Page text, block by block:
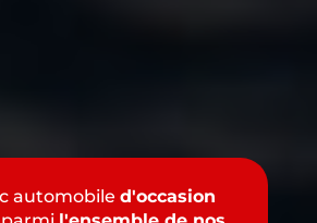
automobile d'occasion